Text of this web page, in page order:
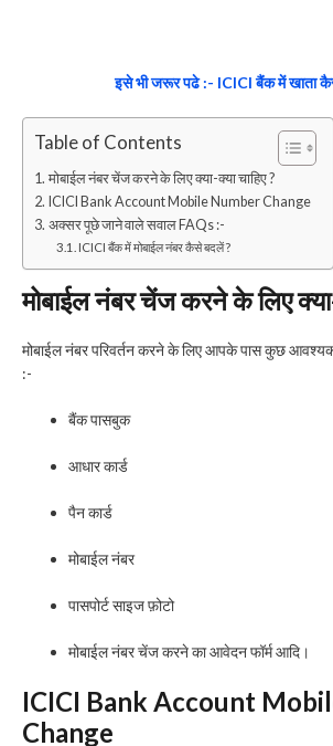
इसे भी जरूर पढे :- ICICI बैंक में खाता
Table of Contents
मोबाईल नंबर चेंज करने के लिए क्या-क्या चाहिए ?
ICICI Bank Account Mobile Number Change
अक्सर पूछे जाने वाले सवाल FAQs :-
ICICI बैंक में मोबाईल नंबर कैसे बदलें ?
मोबाईल नंबर चेंज करने के लिए क्या-
मोबाईल नंबर परिवर्तन करने के लिए आपके पास कुछ
:-
बैंक पासबुक
आधार कार्ड
पैन कार्ड
मोबाईल नंबर
पासपोर्ट साइज फ़ोटो
मोबाईल नंबर चेंज करने का आवेदन फॉर्म आदि।
ICICI Bank Account
Change